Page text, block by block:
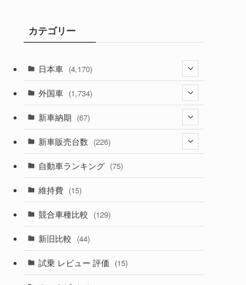
ブカテゴリー
日本車 (4,170)
(1,320)
(329)
(525)
(356)
(328)
(194)
(230)
(253)
外国車 (1,734)
(188)
(242)
(85)
(84)
(14)
(222)
新車納期 (67)
(28)
(8)
(3)
(3)
(5)
新車販売台数 (226)
(21)
(5)
(7)
自動車ランキング (75)
維持費 (15)
競合車種比較 (129)
新旧比較 (44)
試乗 レビュー 評価 (15)